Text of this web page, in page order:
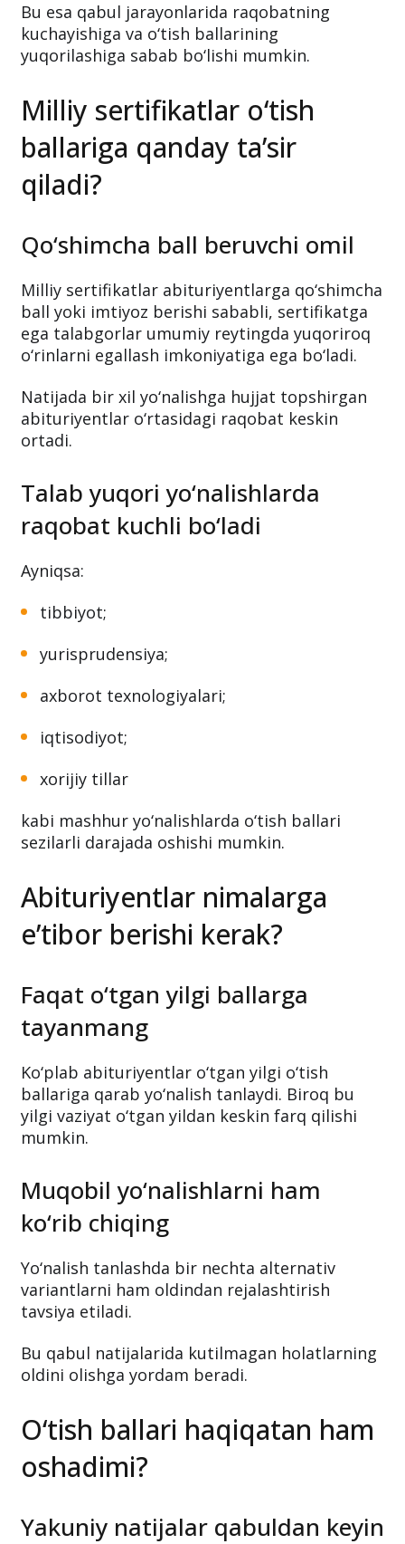
Bu esa qabul jarayonlarida raqobatning
kuchayishiga va o‘tish ballarining
yuqorilashiga sabab bo‘lishi mumkin.
Milliy sertifikatlar o‘tish
ballariga qanday ta’sir
qiladi?
Qo‘shimcha ball beruvchi omil
Milliy sertifikatlar abituriyentlarga qo‘shimcha
ball yoki imtiyoz berishi sababli, sertifikatga
ega talabgorlar umumiy reytingda yuqoriroq
o‘rinlarni egallash imkoniyatiga ega bo‘ladi.
Natijada bir xil yo‘nalishga hujjat topshirgan
abituriyentlar o‘rtasidagi raqobat keskin
ortadi.
Talab yuqori yo‘nalishlarda
raqobat kuchli bo‘ladi
Ayniqsa:
tibbiyot;
yurisprudensiya;
axborot texnologiyalari;
iqtisodiyot;
xorijiy tillar
kabi mashhur yo‘nalishlarda o‘tish ballari
sezilarli darajada oshishi mumkin.
Abituriyentlar nimalarga
e’tibor berishi kerak?
Faqat o‘tgan yilgi ballarga
tayanmang
Ko‘plab abituriyentlar o‘tgan yilgi o‘tish
ballariga qarab yo‘nalish tanlaydi. Biroq bu
yilgi vaziyat o‘tgan yildan keskin farq qilishi
mumkin.
Muqobil yo‘nalishlarni ham
ko‘rib chiqing
Yo‘nalish tanlashda bir nechta alternativ
variantlarni ham oldindan rejalashtirish
tavsiya etiladi.
Bu qabul natijalarida kutilmagan holatlarning
oldini olishga yordam beradi.
O‘tish ballari haqiqatan ham
oshadimi?
Yakuniy natijalar qabuldan keyin